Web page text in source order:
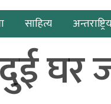
साहित्य
घर